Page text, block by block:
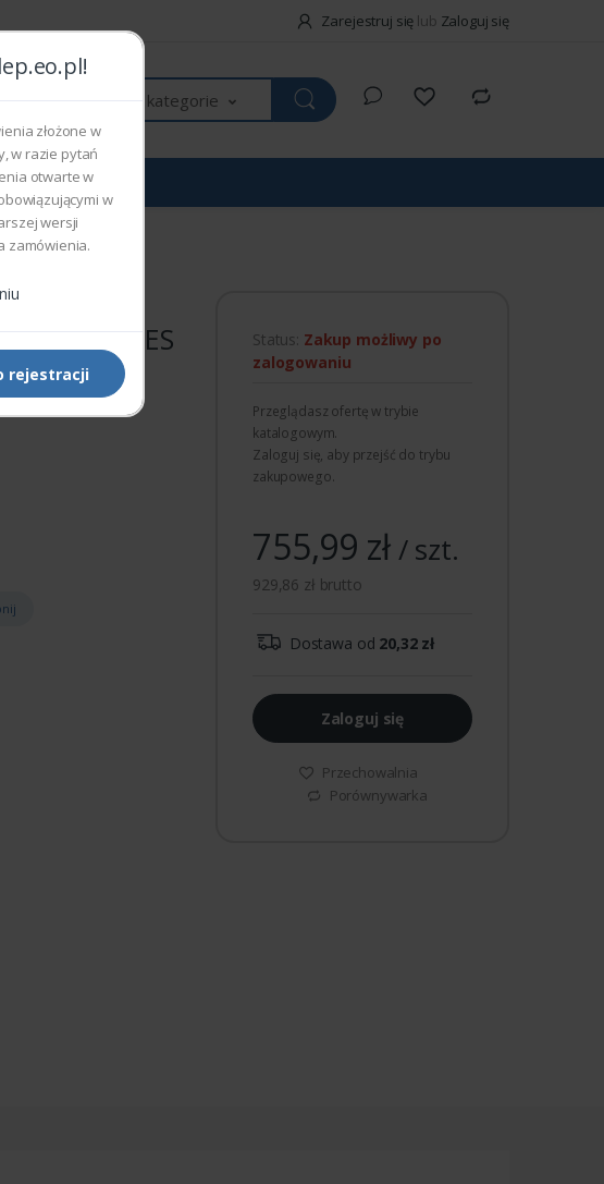
Zarejestruj się lub Zaloguj się
Wszystkie kategorie
złożone w
w razie pytań
otwarte w
w
wersji
zamówienia.
rejestracji
KIT
SPARES
Status: Zakup możliwy po
zalogowaniu
Przeglądasz ofertę w trybie
katalogowym.
Zaloguj się, aby przejść do trybu
zakupowego.
755,99 zł/ szt.
929,86 zł brutto
Dostawa od 20,32 zł
Zaloguj się
Przechowalnia
Porównywarka